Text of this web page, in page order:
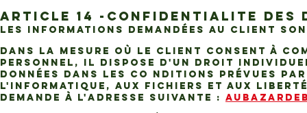
ARTICLE 14 -CONFIDENTIALITE DES
Les informations demandées au Client
Dans la mesure où le Client consent à
personnel, il dispose d'un droit
données dans les co nditions prévues
l'informatique, aux fichiers et aux
demande à l'adresse suivante :